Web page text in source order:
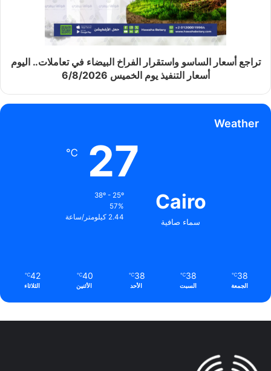
تراجع أسعار الساسو واستقرار الفراخ البيضاء في تعاملات.. اليوم
أسعار التنفيذ يوم الخميس 6/8/2026
Weather
Cairo
سماء صافية
27
℃
38º - 25º
57%
2.44 كيلومتر/ساعة
38
℃
الجمعة
38
℃
السبت
38
℃
الأحد
40
℃
الأثنين
42
℃
الثلاثاء